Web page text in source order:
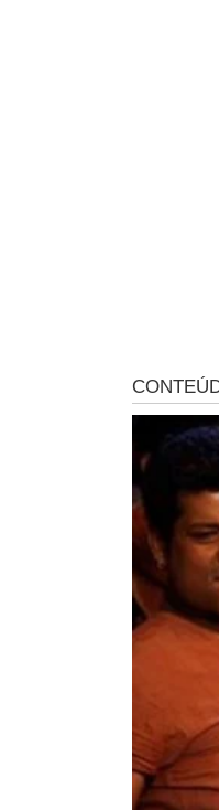
O quadro de
gestão municipal
De acordo com a
A instituição
. Não há
Com informações do